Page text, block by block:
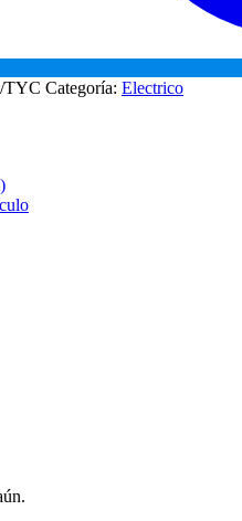
TYC Categoría: Electrico